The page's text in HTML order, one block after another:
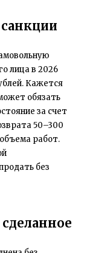
лица в 2026
Кажется
обязать
за счет
50–300
работ.
без